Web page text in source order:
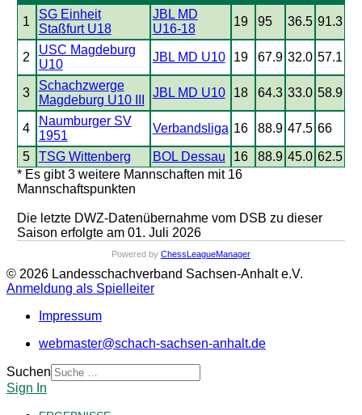
1
SG Einheit
Staßfurt U18
JBL MD
U16-18
19 95 36.5 91.3
2
USC Magdeburg
U10
JBL MD U10 19 67.9 32.0 57.1
3
Schachzwerge
Magdeburg U10 III
JBL MD U10 18 64.3 33.0 58.9
4
Naumburger SV
1951
Verbandsliga 16 88.9 47.5 66
5 TSG Wittenberg BOL Dessau 16 88.9 45.0 62.5
* Es gibt 3 weitere Mannschaften mit 16
Mannschaftspunkten
Die letzte DWZ-Datenübernahme vom DSB zu dieser
Saison erfolgte am 01. Juli 2026
Powered by ChessLeagueManager
© 2026 Landesschachverband Sachsen-Anhalt e.V.
Anmeldung als Spielleiter
Impressum
webmaster@schach-sachsen-anhalt.de
Suchen
Sign In